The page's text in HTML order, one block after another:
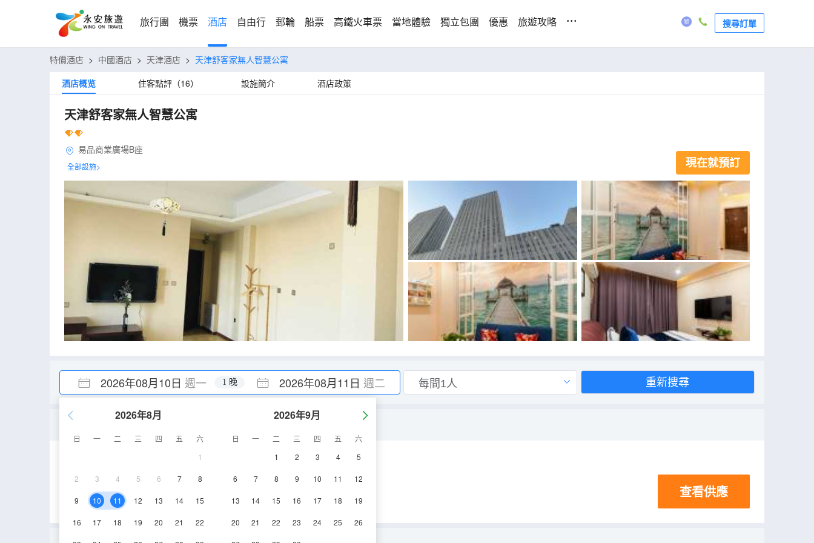
旅行團 機票 酒店 自由行 郵輪 船票 高鐵火車票 當地體驗 獨立包團 優惠 旅遊攻略 ... 搜尋訂單
特價酒店 > 中國酒店 > 天津酒店 > 天津舒客家無人智慧公寓
酒店概览
住客點評（16） 設施簡介 酒店政策
天津舒客家無人智慧公寓
易品商業廣場B座
全部設施> 現在就預訂
2026年08月10日 週一 2026年08月11日 週二
1 晚
2026年8月
日 一 二 三 四 五
六
1
2 3 4 5 6 7 8
9 10 11 12 13 14 15
16 17 18 19 20 21 22
2026年9月
日 一 二 三 四 五
六
1
2 3 4 5
6 7 8 9 10 11 12
13 14 15 16 17 18 19
20 21 22 23 24 25 26
重新搜尋
空調 電視機
查看供應